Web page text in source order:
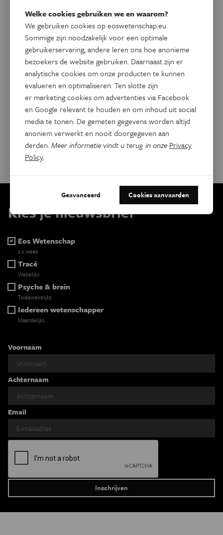
tonen aan: blije geadopteerde
berberapen in ZOO
Planckendael
Een familie berberapen, in 2019 opgevangen in de zoo van
Panckendael, vertoont opnieuw hetzelfde gedrag als in de
natuur. Dat blijkt uit nauwgezette observaties en
wetenschappelijke analyses. De dieren kwamen uit een
illegaal Pools kweekcentrum.
Door ZOO Science
Kies je nieuwsbrief
Eos Wetenschap
2 x week
Tracé
Wekelijks
Psyche & brein
Tweewekelijks
Iedereen wetenschapper
Maandelijks
Voornaam
Achternaam
Email
Welke cookies gebruiken we en waarom?
We gebruiken cookies op eoswetenschap.eu.
Sommige zijn noodzakelijk voor een optimale
gebruikerservaring, andere leren ons hoe anonieme
bezoekers de website gebruiken. Daarnaast zijn er
analytische cookies om onze producten te kunnen
evalueren en optimaliseren. Ten slotte zijn
er marketing cookies om advertenties via Facebook
en Google relevant te houden en om inhoud uit social
media te tonen. De gemeten gegevens worden altijd
anoniem verwerkt en nooit doorgegeven aan
derden.Meer informatie vindt u terug in onze Privacy
Policy.
Geavanceerd Cookies aanvaarden